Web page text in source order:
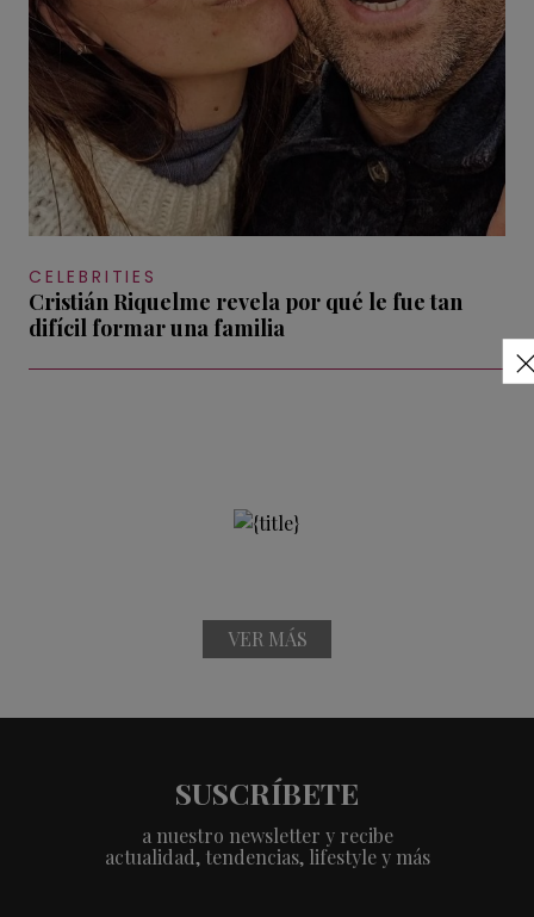
CELEBRITIES
Cristián Riquelme revela por qué le fue tan
difícil formar una familia
VER MÁS
SUSCRÍBETE
a nuestro newsletter y recibe
actualidad, tendencias, lifestyle y más